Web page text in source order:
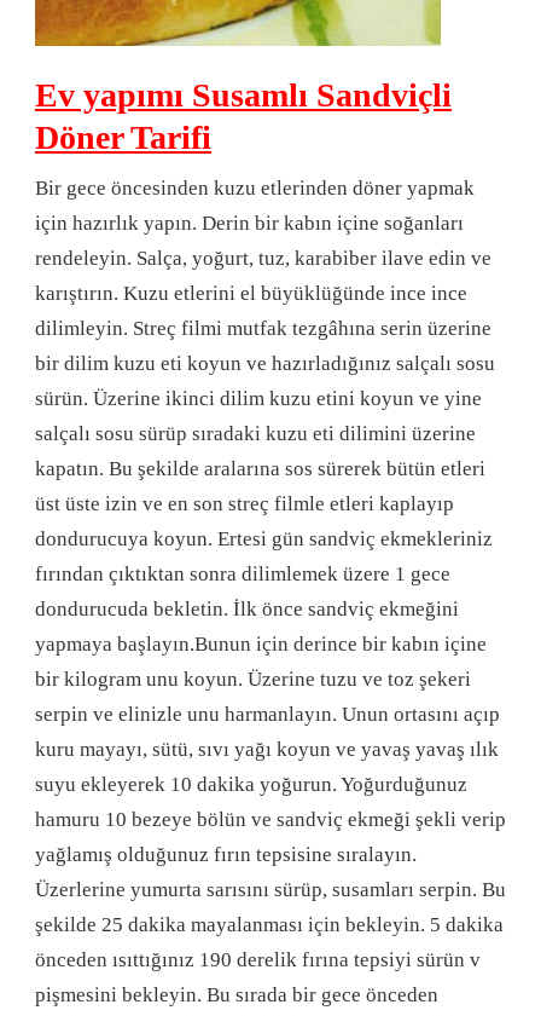
Ev yapımı Susamlı Sandviçli
Döner Tarifi
Bir gece öncesinden kuzu etlerinden döner yapmak
için hazırlık yapın. Derin bir kabın içine soğanları
rendeleyin. Salça, yoğurt, tuz, karabiber ilave edin ve
karıştırın. Kuzu etlerini el büyüklüğünde ince ince
dilimleyin. Streç filmi mutfak tezgâhına serin üzerine
bir dilim kuzu eti koyun ve hazırladığınız salçalı sosu
sürün. Üzerine ikinci dilim kuzu etini koyun ve yine
salçalı sosu sürüp sıradaki kuzu eti dilimini üzerine
kapatın. Bu şekilde aralarına sos sürerek bütün etleri
üst üste izin ve en son streç filmle etleri kaplayıp
dondurucuya koyun. Ertesi gün sandviç ekmekleriniz
fırından çıktıktan sonra dilimlemek üzere 1 gece
dondurucuda bekletin. İlk önce sandviç ekmeğini
yapmaya başlayın.Bunun için derince bir kabın içine
bir kilogram unu koyun. Üzerine tuzu ve toz şekeri
serpin ve elinizle unu harmanlayın. Unun ortasını açıp
kuru mayayı, sütü, sıvı yağı koyun ve yavaş yavaş ılık
suyu ekleyerek 10 dakika yoğurun. Yoğurduğunuz
hamuru 10 bezeye bölün ve sandviç ekmeği şekli verip
yağlamış olduğunuz fırın tepsisine sıralayın.
Üzerlerine yumurta sarısını sürüp, susamları serpin. Bu
şekilde 25 dakika mayalanması için bekleyin. 5 dakika
önceden ısıttığınız 190 derelik fırına tepsiyi sürün v
pişmesini bekleyin. Bu sırada bir gece önceden